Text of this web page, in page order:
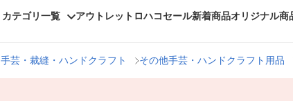
カテゴリ一覧 アウトレット ロハコセール新着商品オリジナル商
手芸・裁縫・ハンドクラフト その他手芸・ハンドクラフト用品